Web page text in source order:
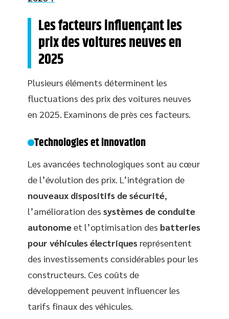
Les facteurs influençant les
prix des voitures neuves en
2025
Plusieurs éléments déterminent les
fluctuations des prix des voitures neuves
en 2025. Examinons de près ces facteurs.
Technologies et innovation
Les avancées technologiques sont au cœur
de l’évolution des prix. L’intégration de
nouveaux dispositifs de sécurité,
l’amélioration des systèmes de conduite
autonomeet l’optimisation des batteries
pour véhicules électriques représentent
des investissements considérables pour les
constructeurs. Ces coûts de
développement peuvent influencer les
tarifs finaux des véhicules.